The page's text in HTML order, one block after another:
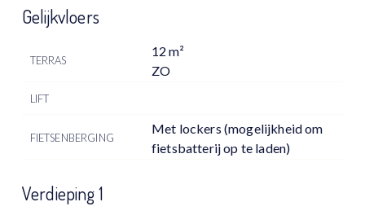
Gelijkvloers
TERRAS
12 m²
ZO
LIFT
FIETSENBERGING
Met lockers (mogelijkheid om
fietsbatterij op te laden)
Verdieping 1